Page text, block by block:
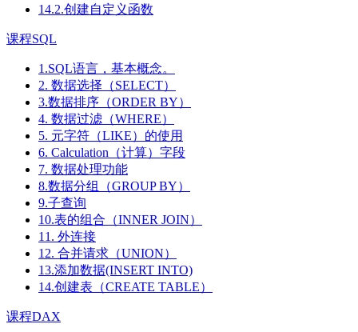
14.2.创建自定义函数
课程SQL
1.SQL语言，基本概念。
2. 数据选择（SELECT）
3.数据排序（ORDER BY）
4. 数据过滤（WHERE）
5. 元字符（LIKE）的使用
6. Calculation（计算）字段
7. 数据处理功能
8.数据分组（GROUP BY）
9.子查询
10.表的组合（INNER JOIN）
11. 外连接
12. 合并请求（UNION）
13.添加数据(INSERT INTO)
14.创建表（CREATE TABLE）
课程DAX